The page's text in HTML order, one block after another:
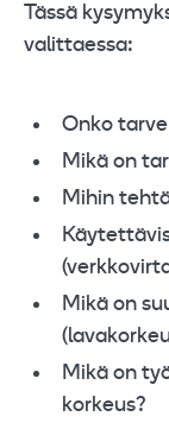
Tässä
valittaessa:
Onko
Mikä on
Mihin
Mikä on
Mikä on
korkeus?